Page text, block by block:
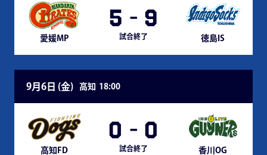
愛媛MP
5 - 9
試合終了 徳島IS
9月6日 (金) 高知 18:00
高知FD
0 - 0
試合終了 香川OG